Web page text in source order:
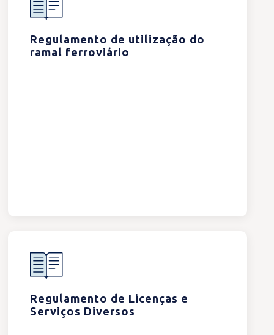
Regulamento de utilização do
ramal ferroviário
Regulamento de Licenças e
Serviços Diversos